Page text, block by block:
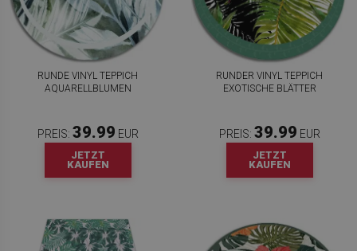
RUNDE VINYL TEPPICH
AQUARELLBLUMEN
PREIS: 39.99 EUR
JETZT
KAUFEN
RUNDER VINYL TEPPICH
EXOTISCHE BLÄTTER
PREIS: 39.99 EUR
JETZT
KAUFEN